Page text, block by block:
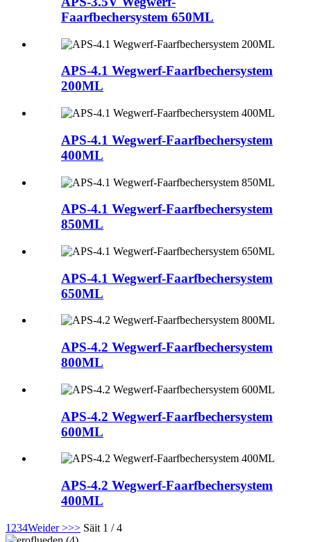
Faarfbechersystem 650ML
APS-4.1 Wegwerf-Faarfbechersystem
200ML
APS-4.1 Wegwerf-Faarfbechersystem
400ML
APS-4.1 Wegwerf-Faarfbechersystem
850ML
APS-4.1 Wegwerf-Faarfbechersystem
650ML
APS-4.2 Wegwerf-Faarfbechersystem
800ML
APS-4.2 Wegwerf-Faarfbechersystem
600ML
APS-4.2 Wegwerf-Faarfbechersystem
400ML
1 234Weider >>> Säit 1 / 4